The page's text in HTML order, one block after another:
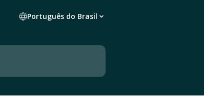
Português do Brasil